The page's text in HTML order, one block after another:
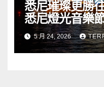
悉尼璀璨更勝
悉尼燈光音樂
5 月 24, 2026